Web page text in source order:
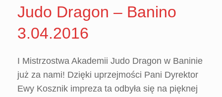
Judo Dragon – Banino
3.04.2016
I Mistrzostwa Akademii Judo Dragon w Baninie
już za nami! Dzięki uprzejmości Pani Dyrektor
Ewy Kosznik impreza ta odbyła się na pięknej